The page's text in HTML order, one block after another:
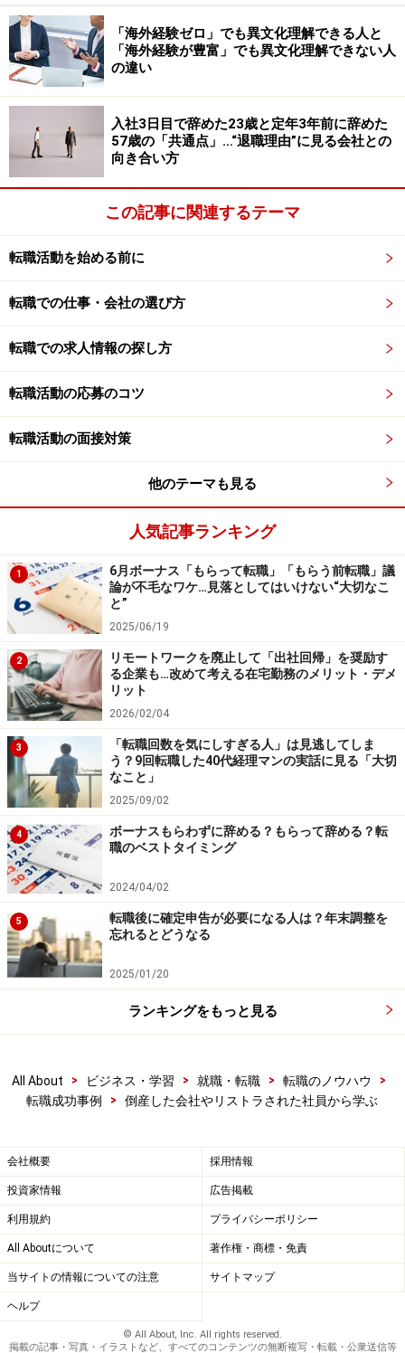
Aガイド高野
このリストラから得た教訓は何かありますか？
ついつい、お金が入ると浪費してしまいがちなもので、
来年の税金が怖いですね。とはいえ、就職先もそう苦労
なく見つかったので、昨年ほどの年収ではないですが、
まずは安心といえば安心です。広い意味で同じ業界では
と面白くはなさそうですが、今は仕事があるだけ良しと
したいと思います。
あえて何か教訓めいたものをいえば、お金を稼いでも、
ある程度質素に暮らしておいたほうが良いかもというこ
とでしょうか。自分はできませんが（笑
［ガイド高野の感想］
よね。しかし、仕事は割合とすぐに見つかっている方も
多いようです。仕事に対するコミットメントの高い方々
故か、ついつい支出も多くなるもの。不況の今は、脇を
しめていきたいところですよね。
次のページでは、倒産を経験した20代女性を直撃！
※記事内容は執筆時点のものです。最新の内容をご確認くださ
い。
1/3 次のページへ
「海外経験ゼロ」でも異文化理解できる人と
「海外経験が豊富」でも異文化理解できない人
の違い
入社3日目で辞めた23歳と定年3年前に辞めた
57歳の「共通点」…“退職理由”に見る会社との
向き合い方
この記事に関連するテーマ
転職活動を始める前に
転職での仕事・会社の選び方
転職での求人情報の探し方
転職活動の応募のコツ
転職活動の面接対策
他のテーマも見る
人気記事ランキング
1
6月ボーナス「もらって転職」「もらう前転職」議
論が不毛なワケ…見落としてはいけない“大切なこ
と”
2025/06/19
2
リモートワークを廃止して「出社回帰」を奨励す
る企業も…改めて考える在宅勤務のメリット・デメ
リット
2026/02/04
3
「転職回数を気にしすぎる人」は見逃してしま
う？9回転職した40代経理マンの実話に見る「大切
なこと」
2025/09/02
4
ボーナスもらわずに辞める？もらって辞める？転
職のベストタイミング
2024/04/02
5
転職後に確定申告が必要になる人は？年末調整を
忘れるとどうなる
2025/01/20
ランキングをもっと見る
All About > ビジネス・学習 > 就職・転職 > 転職のノウハウ
>
転職成功事例
> 倒産した会社やリストラされた社員から学ぶ
会社概要 採用情報
投資家情報 広告掲載
利用規約 プライバシーポリシー
All Aboutについて 著作権・商標・免責
当サイトの情報についての注意 サイトマップ
ヘルプ
© All About, Inc. All rights reserved.
掲載の記事・写真・イラストなど、すべてのコンテンツの無断複写・転載・公衆送信等